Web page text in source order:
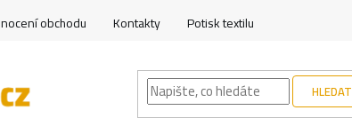
obchodu Kontakty Potisk textilu
HLEDAT